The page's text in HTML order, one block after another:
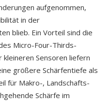
aufgenommen,
in der
blieb. Ein Vorteil sind die
Micro-Four-Thirds-
Sensoren liefern
größere Schärfentiefe als
für Makro-, Landschafts-
Schärfe im